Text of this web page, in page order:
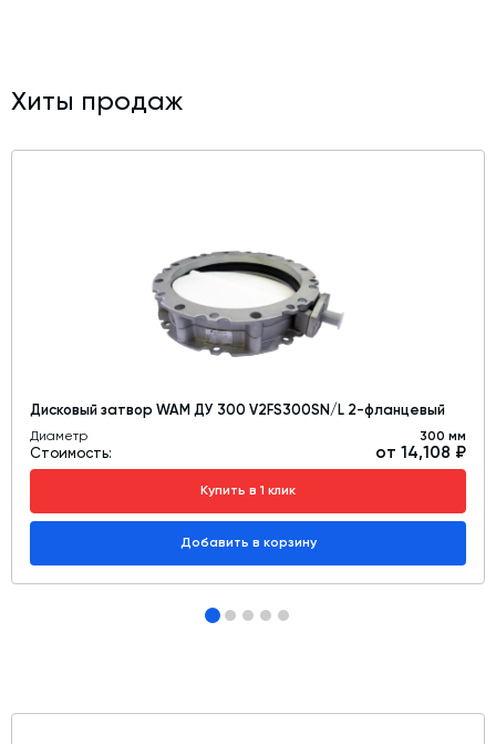
Хиты продаж
Дисковый затвор WAM ДУ 300 V2FS300SN/L 2-фланцевый
Диаметр 300 мм
Стоимость: от 14,108 ₽
Купить в 1 клик
Добавить в корзину